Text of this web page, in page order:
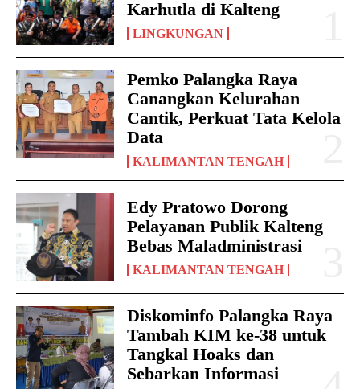
Karhutla di Kalteng
LINGKUNGAN
Pemko Palangka Raya
Canangkan Kelurahan
Cantik, Perkuat Tata Kelola
Data
KALIMANTAN TENGAH
Edy Pratowo Dorong
Pelayanan Publik Kalteng
Bebas Maladministrasi
KALIMANTAN TENGAH
Diskominfo Palangka Raya
Tambah KIM ke-38 untuk
Tangkal Hoaks dan
Sebarkan Informasi